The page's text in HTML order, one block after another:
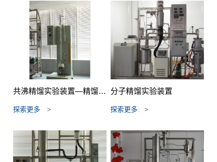
共沸精馏实验装置—精馏设备
探索更多 >
分子精馏实验装置
探索更多 >